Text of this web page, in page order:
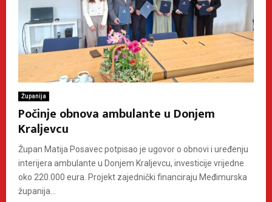
Županija
Počinje obnova ambulante u Donjem
Kraljevcu
Župan Matija Posavec potpisao je ugovor o obnovi i uređenju
interijera ambulante u Donjem Kraljevcu, investicije vrijedne
oko 220.000 eura. Projekt zajednički financiraju Međimurska
županija...